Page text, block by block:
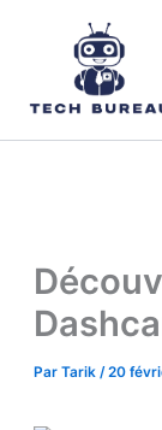
contenu
Par Tarik /20